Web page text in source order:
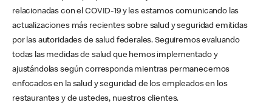
relacionadas con el COVID-19 y les estamos comunicando las
actualizaciones más recientes sobre salud y seguridad emitidas
por las autoridades de salud federales. Seguiremos evaluando
todas las medidas de salud que hemos implementado y
ajustándolas según corresponda mientras permanecemos
enfocados en la salud y seguridad de los empleados en los
restaurantes y de ustedes, nuestros clientes.